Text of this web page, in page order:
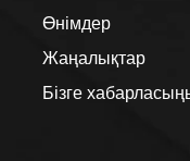
Өнімдер
Жаңалықтар
Бізге